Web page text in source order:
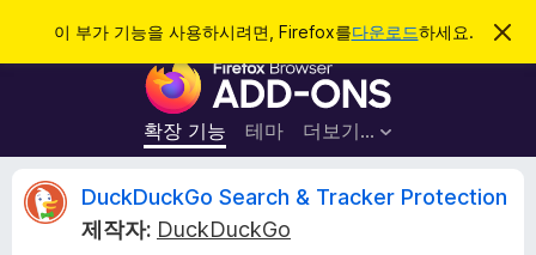
이 부가 기능을 사용하시려면, Firefox를다운로드하세요.
이
림
F
r
e
x
확장 기능 테마 더보기…
로그인
D
DuckDuckGo Search & Tracker Protection
제작자: DuckDuckGo